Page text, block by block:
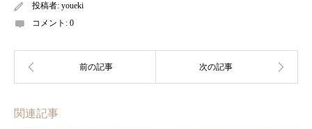
投稿者: youeki
コメント: 0
関連記事